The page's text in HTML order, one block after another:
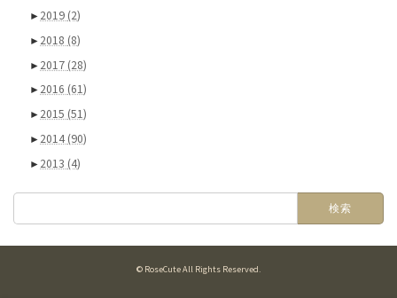
►2019 (2)
►2018 (8)
►2017 (28)
►2016 (61)
►2015 (51)
►2014(90)
►2013 (4)
検
© RoseCute All Rights Reserved.